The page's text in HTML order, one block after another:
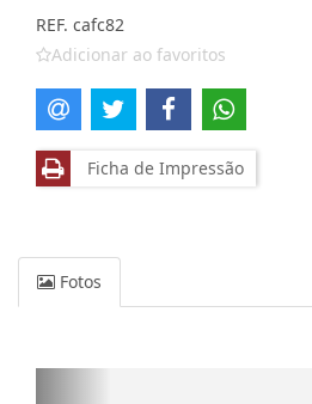
REF. cafc82
Adicionar ao favoritos
Ficha de Impressão
Fotos